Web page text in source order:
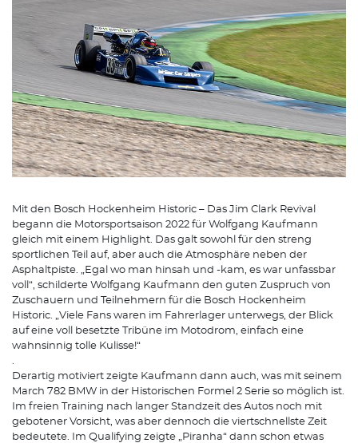
Mit den Bosch Hockenheim Historic – Das Jim Clark Revival
begann die Motorsportsaison 2022 für Wolfgang Kaufmann
gleich mit einem Highlight. Das galt sowohl für den streng
sportlichen Teil auf, aber auch die Atmosphäre neben der
Asphaltpiste. „Egal wo man hinsah und -kam, es war unfassbar
voll“, schilderte Wolfgang Kaufmann den guten Zuspruch von
Zuschauern und Teilnehmern für die Bosch Hockenheim
Historic. „Viele Fans waren im Fahrerlager unterwegs, der Blick
auf eine voll besetzte Tribüne im Motodrom, einfach eine
wahnsinnig tolle Kulisse!“
.
Derartig motiviert zeigte Kaufmann dann auch, was mit seinem
March 782 BMW in der Historischen Formel 2 Serie so möglich ist.
Im freien Training nach langer Standzeit des Autos noch mit
gebotener Vorsicht, was aber dennoch die viertschnellste Zeit
bedeutete. Im Qualifying zeigte „Piranha“ dann schon etwas